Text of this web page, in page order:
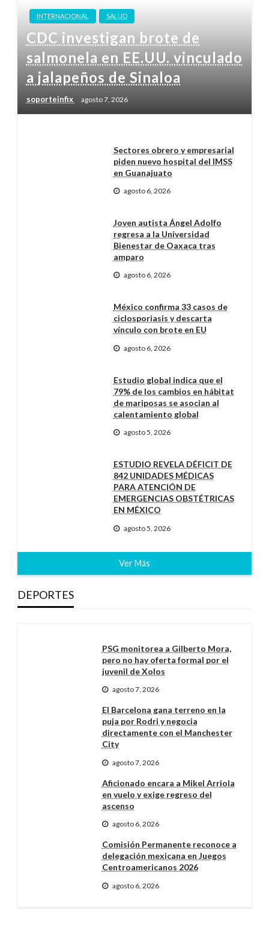
INTERNACIONAL SALUD
CDC investigan brote de
salmonela en EE.UU. vinculado
a jalapeños de Sinaloa
soporteinfix agosto 7, 2026
Sectores obrero y empresarial
piden nuevo hospital del IMSS
en Guanajuato
agosto 6, 2026
Joven autista Ángel Adolfo
regresa a la Universidad
Bienestar de Oaxaca tras
amparo
agosto 6, 2026
México confirma 33 casos de
ciclosporiasis y descarta
vínculo con brote en EU
agosto 6, 2026
Estudio global indica que el
79% de los cambios en hábitat
de mariposas se asocian al
calentamiento global
agosto 5, 2026
ESTUDIO REVELA DÉFICIT DE
842 UNIDADES MÉDICAS
PARA ATENCIÓN DE
EMERGENCIAS OBSTÉTRICAS
EN MÉXICO
agosto 5, 2026
Ver Más
DEPORTES
PSG monitorea a Gilberto Mora,
pero no hay oferta formal por el
juvenil de Xolos
agosto 7, 2026
El Barcelona gana terreno en la
puja por Rodri y negocia
directamente con el Manchester
City
agosto 7, 2026
Aficionado encara a Mikel Arriola
en vuelo y exige regreso del
ascenso
agosto 6, 2026
Comisión Permanente reconoce a
delegación mexicana en Juegos
Centroamericanos 2026
agosto 6, 2026